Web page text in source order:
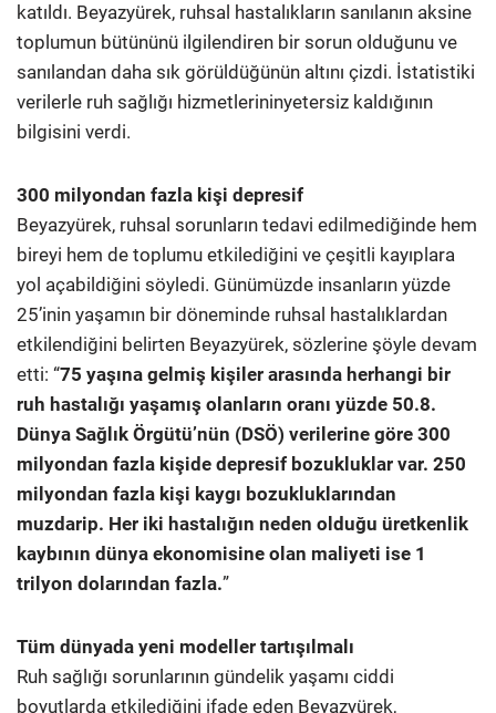
katıldı. Beyazyürek, ruhsal hastalıkların sanılanın aksine
toplumun bütününü ilgilendiren bir sorun olduğunu ve
sanılandan daha sık görüldüğünün altını çizdi. İstatistiki
verilerle ruh sağlığı hizmetlerininyetersiz kaldığının
bilgisini verdi.
300 milyondan fazla kişi depresif
Beyazyürek, ruhsal sorunların tedavi edilmediğinde hem
bireyi hem de toplumu etkilediğini ve çeşitli kayıplara
yol açabildiğini söyledi. Günümüzde insanların yüzde
25’inin yaşamın bir döneminde ruhsal hastalıklardan
etkilendiğini belirten Beyazyürek, sözlerine şöyle devam
etti: “75 yaşına gelmiş kişiler arasında herhangi bir
ruh hastalığı yaşamış olanların oranı yüzde 50.8.
Dünya Sağlık Örgütü’nün (DSÖ) verilerine göre 300
milyondan fazla kişide depresif bozukluklar var. 250
milyondan fazla kişi kaygı bozukluklarından
muzdarip. Her iki hastalığın neden olduğu üretkenlik
kaybının dünya ekonomisine olan maliyeti ise 1
trilyon dolarından fazla.”
Tüm dünyada yeni modeller tartışılmalı
Ruh sağlığı sorunlarının gündelik yaşamı ciddi
boyutlarda etkilediğini ifade eden Beyazyürek,